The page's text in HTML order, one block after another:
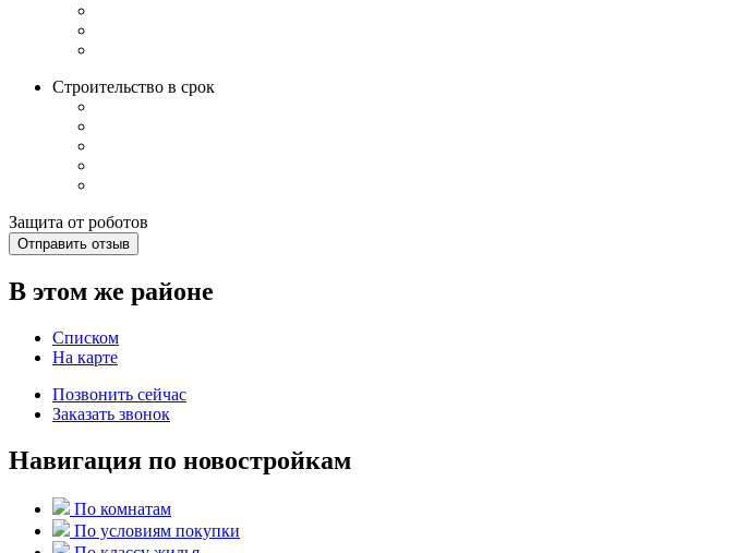
Строительство в срок
Защита от роботов
Отправить отзыв
В этом же районе
Списком
На карте
Позвонить сейчас
Заказать звонок
Навигация по новостройкам
По комнатам
По условиям покупки